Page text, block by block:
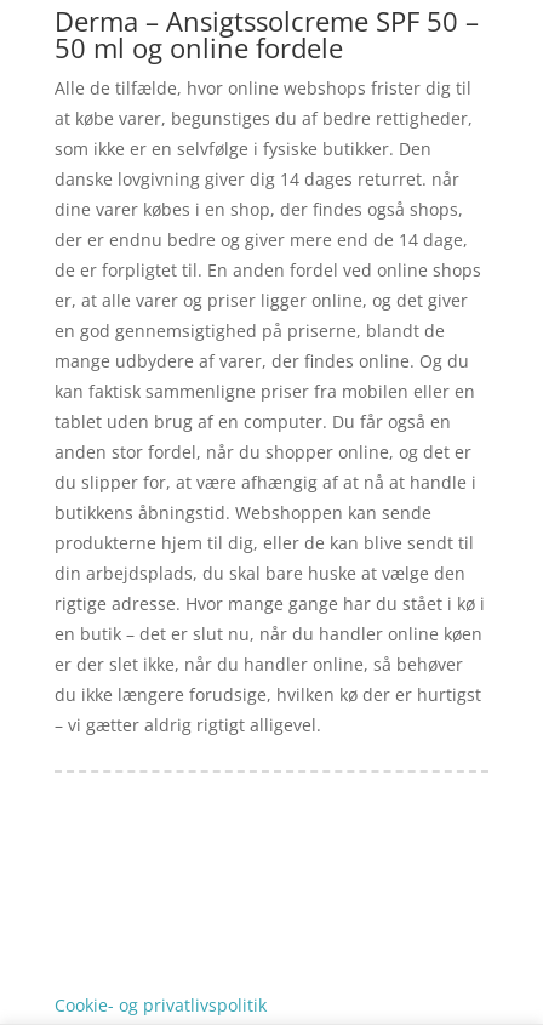
Derma – Ansigtssolcreme SPF 50 –
50 ml og online fordele
Alle de tilfælde, hvor online webshops frister dig til
at købe varer, begunstiges du af bedre rettigheder,
som ikke er en selvfølge i fysiske butikker. Den
danske lovgivning giver dig 14 dages returret. når
dine varer købes i en shop, der findes også shops,
der er endnu bedre og giver mere end de 14 dage,
de er forpligtet til. En anden fordel ved online shops
er, at alle varer og priser ligger online, og det giver
en god gennemsigtighed på priserne, blandt de
mange udbydere af varer, der findes online. Og du
kan faktisk sammenligne priser fra mobilen eller en
tablet uden brug af en computer. Du får også en
anden stor fordel, når du shopper online, og det er
du slipper for, at være afhængig af at nå at handle i
butikkens åbningstid. Webshoppen kan sende
produkterne hjem til dig, eller de kan blive sendt til
din arbejdsplads, du skal bare huske at vælge den
rigtige adresse. Hvor mange gange har du stået i kø i
en butik – det er slut nu, når du handler online køen
er der slet ikke, når du handler online, så behøver
du ikke længere forudsige, hvilken kø der er hurtigst
– vi gætter aldrig rigtigt alligevel.
Cookie- og privatlivspolitik